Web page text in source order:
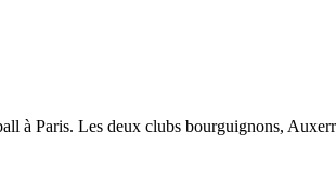
à Paris. Les deux clubs bourguignons,